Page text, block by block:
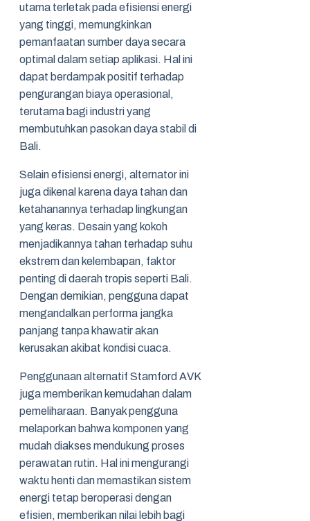
utama terletak pada efisiensi energi
yang tinggi, memungkinkan
pemanfaatan sumber daya secara
optimal dalam setiap aplikasi. Hal ini
dapat berdampak positif terhadap
pengurangan biaya operasional,
terutama bagi industri yang
membutuhkan pasokan daya stabil di
Bali.
Selain efisiensi energi, alternator ini
juga dikenal karena daya tahan dan
ketahanannya terhadap lingkungan
yang keras. Desain yang kokoh
menjadikannya tahan terhadap suhu
ekstrem dan kelembapan, faktor
penting di daerah tropis seperti Bali.
Dengan demikian, pengguna dapat
mengandalkan performa jangka
panjang tanpa khawatir akan
kerusakan akibat kondisi cuaca.
Penggunaan alternatif Stamford AVK
juga memberikan kemudahan dalam
pemeliharaan. Banyak pengguna
melaporkan bahwa komponen yang
mudah diakses mendukung proses
perawatan rutin. Hal ini mengurangi
waktu henti dan memastikan sistem
energi tetap beroperasi dengan
efisien, memberikan nilai lebih bagi